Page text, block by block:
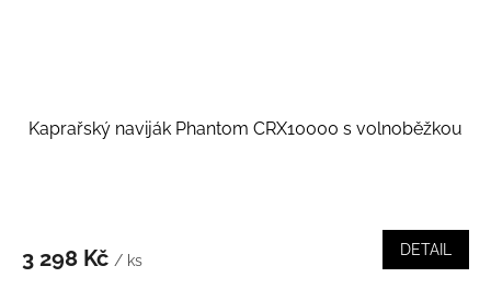
Kaprařský naviják Phantom CRX10000 s volnoběžkou
3 298 Kč / ks
DETAIL